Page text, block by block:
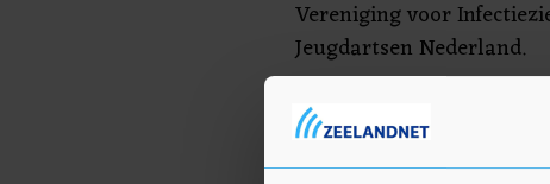
Vereniging voor
Jeugdartsen Nederland.
Ze hopen dat door de
daarmee ook hun